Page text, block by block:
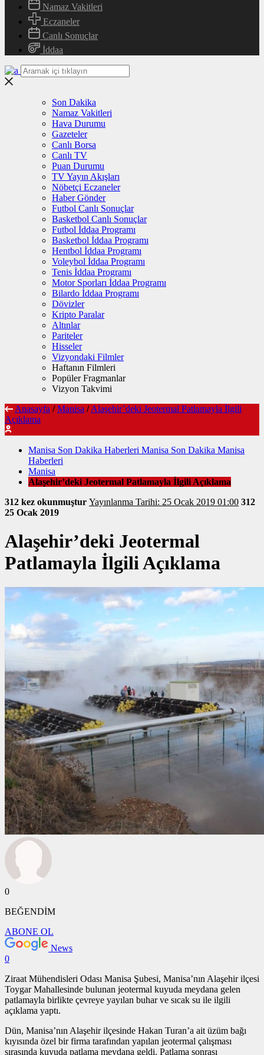
Namaz Vakitleri
Eczaneler
Canlı Sonuçlar
İddaa
Son Dakika
Namaz Vakitleri
Hava Durumu
Gazeteler
Canlı Borsa
Canlı TV
Puan Durumu
TV Yayın Akışları
Nöbetçi Eczaneler
Haber Gönder
Futbol Canlı Sonuçlar
Basketbol Canlı Sonuçlar
Futbol İddaa Programı
Basketbol İddaa Programı
Hentbol İddaa Programı
Voleybol İddaa Programı
Tenis İddaa Programı
Motor Sporları İddaa Programı
Bilardo İddaa Programı
Dövizler
Kripto Paralar
Altınlar
Pariteler
Hisseler
Vizyondaki Filmler
Haftanın Filmleri
Popüler Fragmanlar
Vizyon Takvimi
Anasayfa / Manisa / Alaşehir’deki Jeotermal Patlamayla İlgili
Açıklama
Manisa Son Dakika Haberleri Manisa Son Dakika Manisa
Haberleri
Manisa
Alaşehir’deki Jeotermal Patlamayla İlgili Açıklama
312 kez okunmuştur Yayınlanma Tarihi: 25 Ocak 2019 01:00 312
25 Ocak 2019
Alaşehir’deki Jeotermal
Patlamayla İlgili Açıklama
0
BEĞENDİM
ABONE OL
News
0
Ziraat Mühendisleri Odası Manisa Şubesi, Manisa’nın Alaşehir ilçesi
Toygar Mahallesinde bulunan jeotermal kuyuda meydana gelen
patlamayla birlikte çevreye yayılan buhar ve sıcak su ile ilgili
açıklama yaptı.
Dün, Manisa’nın Alaşehir ilçesinde Hakan Turan’a ait üzüm bağı
kıyısında özel bir firma tarafından yapılan jeotermal çalışması
sırasında kuyuda patlama meydana geldi. Patlama sonrası